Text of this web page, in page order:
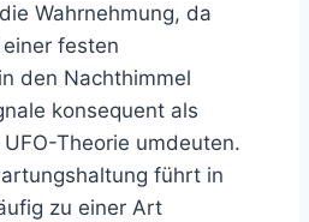
Wahrnehmung, da
festen
den Nachthimmel
konsequent als
Theorie umdeuten.
führt in
zu einer Art